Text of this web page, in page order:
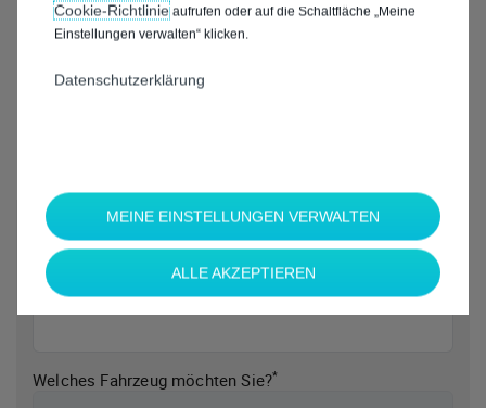
Welche Marke möchten Sie?*
Welches Fahrzeug möchten Sie?*
Cookie‑Richtlinieaufrufen oder auf die Schaltfläche „Meine
Einstellungen verwalten“ klicken.
Datenschutzerklärung
MEINE EINSTELLUNGEN VERWALTEN
ALLE AKZEPTIEREN